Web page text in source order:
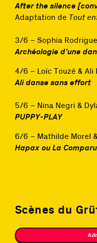
After the silence
Adaptation de Tout
3/6 – Sophia
Archéologie d’une
4/6 – Loïc Touzé & Ali
Ali danse sans effort
5/6 – Nina Negri &
PUPPY-PLAY
6/6 – Mathilde Morel
Hapax ou La
Scènes du